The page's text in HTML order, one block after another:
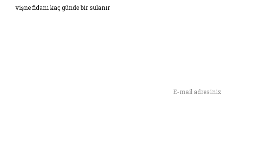
kullanarak tarafımıza iletebilirsiniz.
vişne fidanı kaç günde bir sulanır